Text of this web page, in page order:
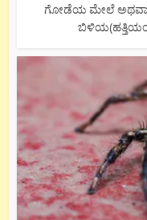
ಗೋಡೆಯ ಮೇಲೆ ಅಥವಾ